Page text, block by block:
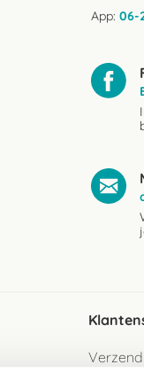
App: 06-